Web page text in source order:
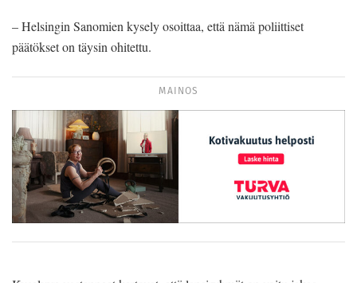
– Helsingin Sanomien kysely osoittaa, että nämä poliittiset
päätökset on täysin ohitettu.
MAINOS